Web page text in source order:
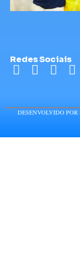
Redes Sociais
DESENVOLVIDO